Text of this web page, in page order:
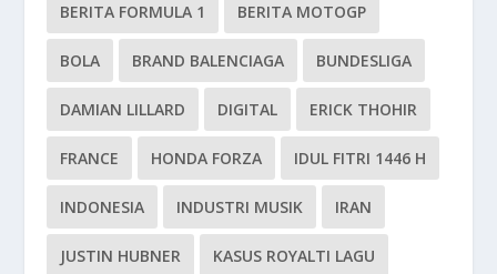
BERITA FORMULA 1 BERITA MOTOGP
BOLA BRAND BALENCIAGA BUNDESLIGA
DAMIAN LILLARD DIGITAL ERICK THOHIR
FRANCE HONDA FORZA IDUL FITRI 1446 H
INDONESIA INDUSTRI MUSIK IRAN
JUSTIN HUBNER KASUS ROYALTI LAGU